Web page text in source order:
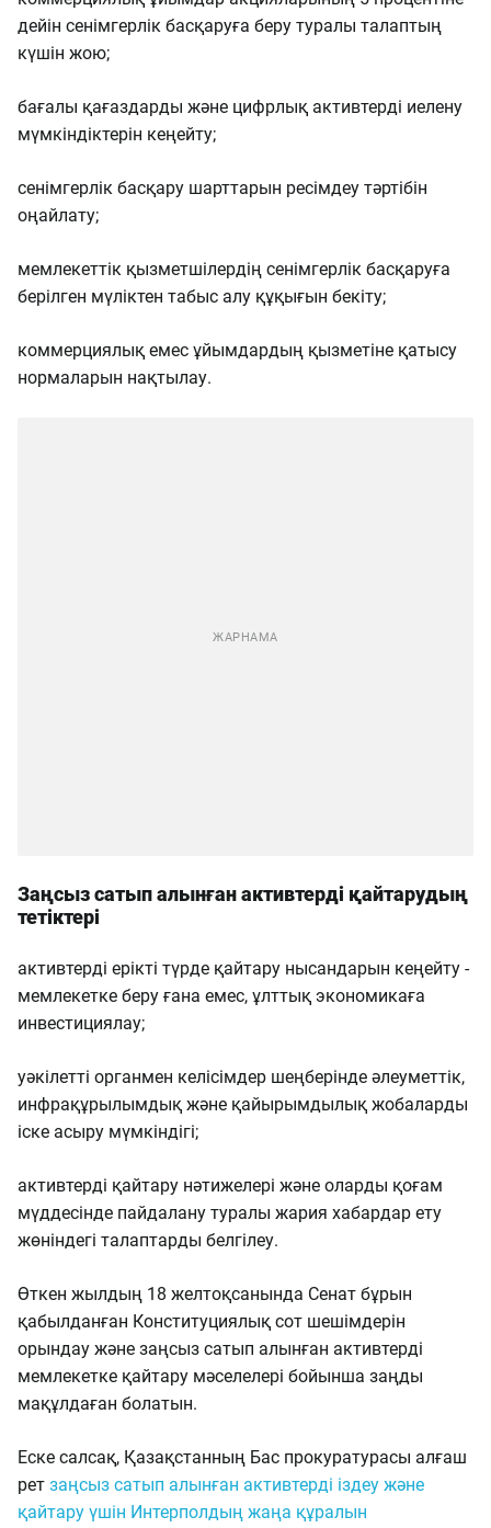
дейін сенімгерлік басқаруға беру туралы талаптың
күшін жою;
бағалы қағаздарды және цифрлық активтерді иелену
мүмкіндіктерін кеңейту;
сенімгерлік басқару шарттарын ресімдеу тәртібін
оңайлату;
мемлекеттік қызметшілердің сенімгерлік басқаруға
берілген мүліктен табыс алу құқығын бекіту;
коммерциялық емес ұйымдардың қызметіне қатысу
нормаларын нақтылау.
Заңсыз сатып алынған активтерді қайтарудың
тетіктері
активтерді ерікті түрде қайтару нысандарын кеңейту -
мемлекетке беру ғана емес, ұлттық экономикаға
инвестициялау;
уәкілетті органмен келісімдер шеңберінде әлеуметтік,
инфрақұрылымдық және қайырымдылық жобаларды
іске асыру мүмкіндігі;
активтерді қайтару нәтижелері және оларды қоғам
мүддесінде пайдалану туралы жария хабардар ету
жөніндегі талаптарды белгілеу.
Өткен жылдың 18 желтоқсанында Сенат бұрын
қабылданған Конституциялық сот шешімдерін
орындау және заңсыз сатып алынған активтерді
мемлекетке қайтару мәселелері бойынша заңды
мақұлдаған болатын.
Еске салсақ, Қазақстанның Бас прокуратурасы алғаш
рет заңсыз сатып алынған активтерді іздеу және
қайтару үшін Интерполдың жаңа құралын